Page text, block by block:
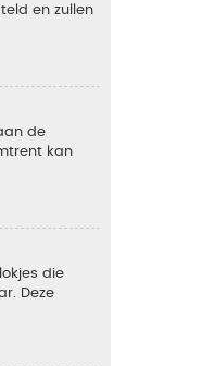
en zullen
de
kan
die
Deze